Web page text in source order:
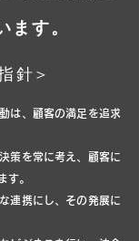
ます。
針 ​＞
は、顧客の満足を追求
策を常に考え、顧客に
す。
連携にし、その発展に